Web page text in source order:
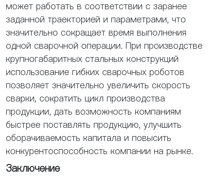
может работать в соответствии с заранее
заданной траекторией и параметрами, что
значительно сокращает время выполнения
одной сварочной операции. При производстве
крупногабаритных стальных конструкций
использование гибких сварочных роботов
позволяет значительно увеличить скорость
сварки, сократить цикл производства
продукции, дать возможность компаниям
быстрее поставлять продукцию, улучшить
оборачиваемость капитала и повысить
конкурентоспособность компании на рынке.
Заключение